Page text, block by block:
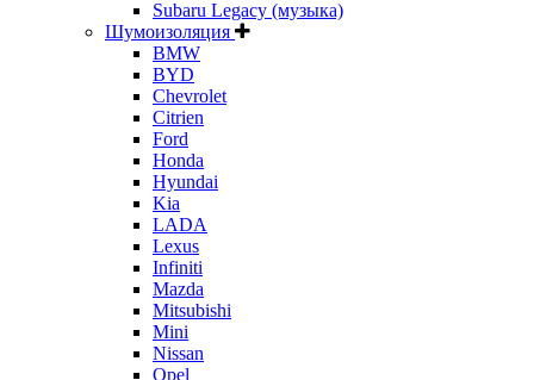
Subaru Legacy (музыка)
Шумоизоляция
BMW
BYD
Chevrolet
Citrien
Ford
Honda
Hyundai
Kia
LADA
Lexus
Infiniti
Mazda
Mitsubishi
Mini
Nissan
Opel